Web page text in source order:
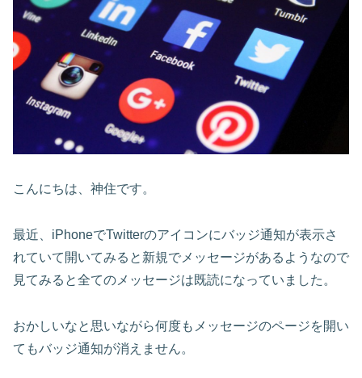
こんにちは、神住です。
最近、iPhoneでTwitterのアイコンにバッジ通知が表示さ
れていて開いてみると新規でメッセージがあるようなので
見てみると全てのメッセージは既読になっていました。
おかしいなと思いながら何度もメッセージのページを開い
てもバッジ通知が消えません。